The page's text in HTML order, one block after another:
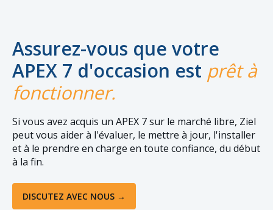
Assurez-vous que votre
APEX 7 d'occasion est prêt à
fonctionner.
Si vous avez acquis un APEX 7 sur le marché libre, Ziel
peut vous aider à l'évaluer, le mettre à jour, l'installer
et à le prendre en charge en toute confiance, du début
à la fin.
DISCUTEZ AVEC NOUS →